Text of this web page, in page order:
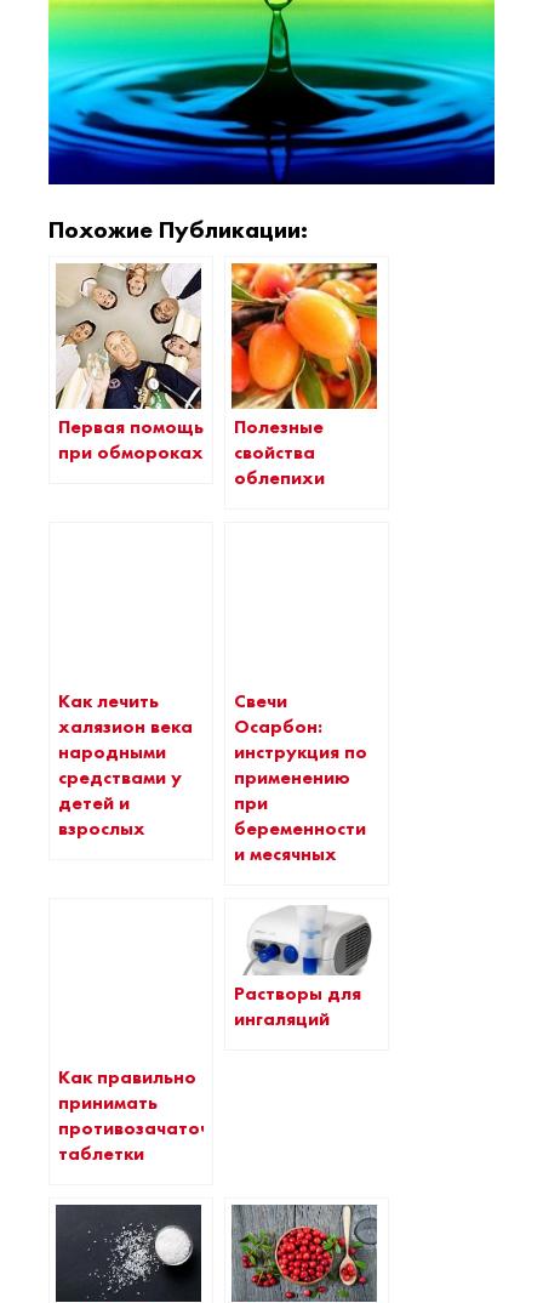
Похожие Публикации:
Первая помощь
при обмороках
Полезные
свойства
облепихи
Как лечить
халязион века
народными
средствами у
детей и
взрослых
Свечи
Осарбон:
инструкция по
применению
при
беременности
и месячных
Как правильно
принимать
противозачаточные
таблетки
Растворы для
ингаляций